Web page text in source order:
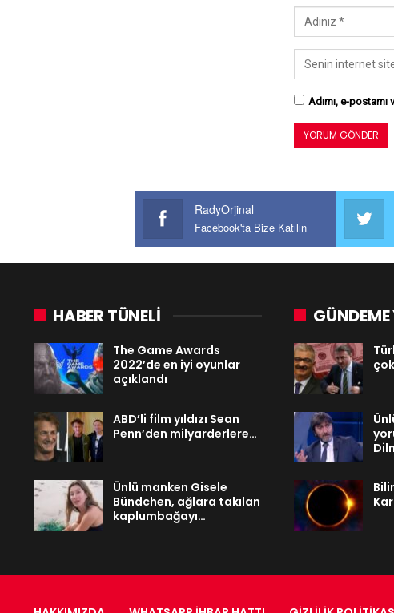
Adımı, e-
RadyOrjinal
Facebook'ta Bize Katılın
HABER TÜNELİ
The Game Awards
2022’de en iyi oyunlar
açıklandı
ABD’li film yıldızı Sean
Penn’den milyarderlere…
Ünlü manken Gisele
Bündchen, ağlara takılan
kaplumbağayı…